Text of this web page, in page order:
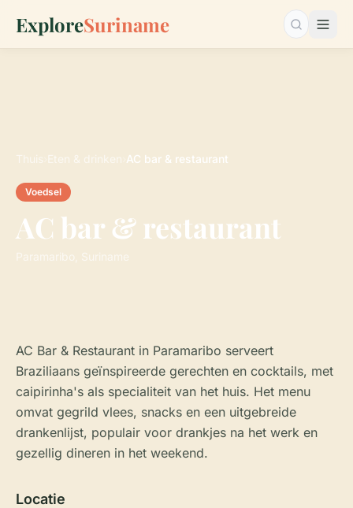
ExploreSuriname Zoeken…
Thuis Eten & drinken AC bar & restaurant
Voedsel
AC bar & restaurant
Paramaribo, Suriname
AC Bar & Restaurant in Paramaribo serveert
Braziliaans geïnspireerde gerechten en cocktails, met
caipirinha's als specialiteit van het huis. Het menu
omvat gegrild vlees, snacks en een uitgebreide
drankenlijst, populair voor drankjes na het werk en
gezellig dineren in het weekend.
Locatie